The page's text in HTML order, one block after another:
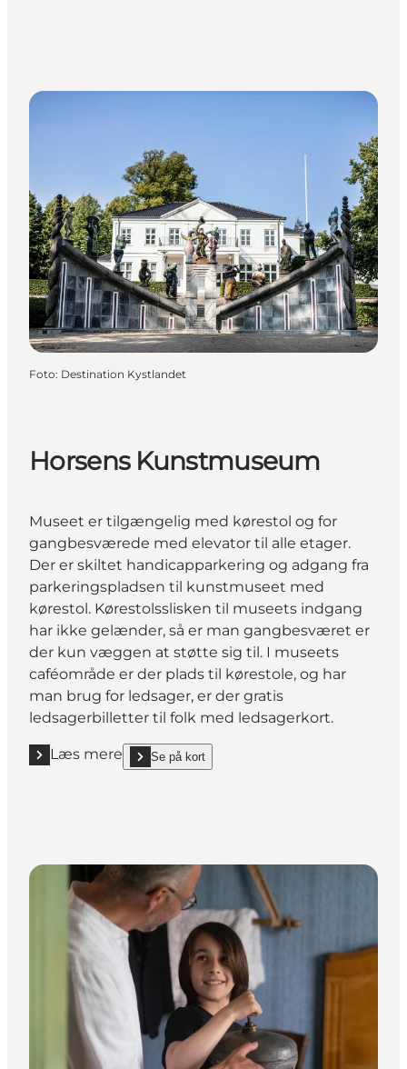
Foto: Destination Kystlandet
Horsens Kunstmuseum
Museet er tilgængelig med kørestol og for
gangbesværede med elevator til alle etager.
Der er skiltet handicapparkering og adgang fra
parkeringspladsen til kunstmuseet med
kørestol. Kørestolsslisken til museets indgang
har ikke gelænder, så er man gangbesværet er
der kun væggen at støtte sig til. I museets
caféområde er der plads til kørestole, og har
man brug for ledsager, er der gratis
ledsagerbilletter til folk med ledsagerkort.
Læs mere
Læs mere "Horsens Kunstmuseum"
Se på kort
show Horsens Kunstmuseum on_map